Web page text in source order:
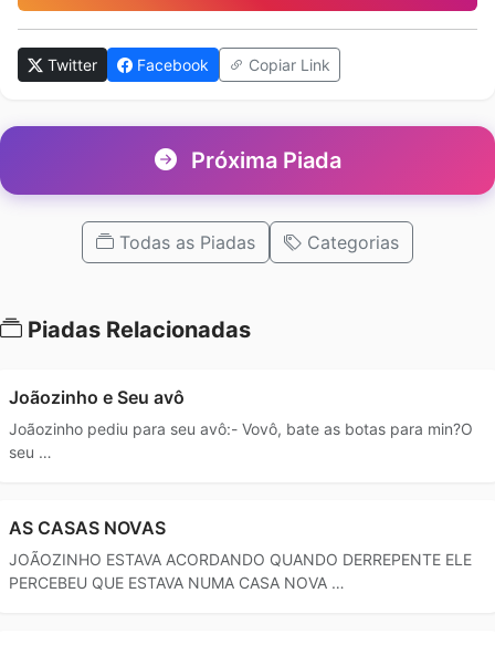
Twitter Facebook Copiar Link
Próxima Piada
Todas as Piadas Categorias
Piadas Relacionadas
Joãozinho e Seu avô
Joãozinho pediu para seu avô:- Vovô, bate as botas para min?O
seu …
AS CASAS NOVAS
JOÃOZINHO ESTAVA ACORDANDO QUANDO DERREPENTE ELE
PERCEBEU QUE ESTAVA NUMA CASA NOVA …